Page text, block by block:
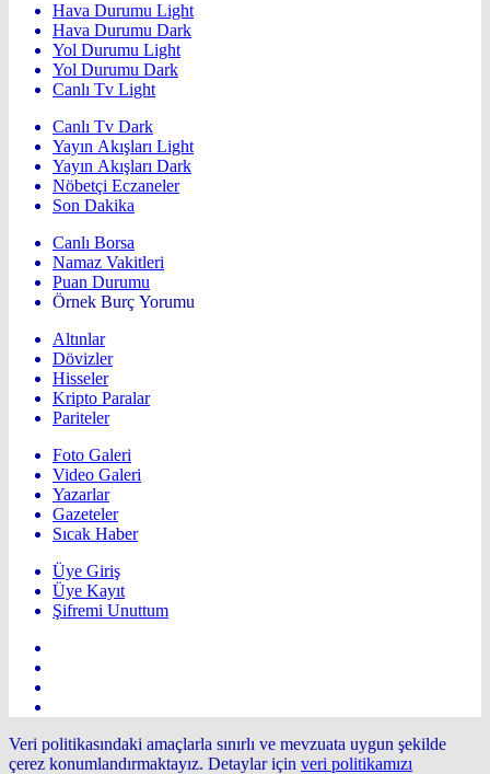
Hava Durumu Light
Hava Durumu Dark
Yol Durumu Light
Yol Durumu Dark
Canlı Tv Light
Canlı Tv Dark
Yayın Akışları Light
Yayın Akışları Dark
Nöbetçi Eczaneler
Son Dakika
Canlı Borsa
Namaz Vakitleri
Puan Durumu
Örnek Burç Yorumu
Altınlar
Dövizler
Hisseler
Kripto Paralar
Pariteler
Foto Galeri
Video Galeri
Yazarlar
Gazeteler
Sıcak Haber
Üye Giriş
Üye Kayıt
Şifremi Unuttum
Veri politikasındaki amaçlarla sınırlı ve mevzuata uygun şekilde
çerez konumlandırmaktayız. Detaylar için veri politikamızı